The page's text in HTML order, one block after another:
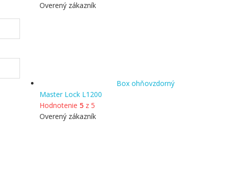
Overený zákazník
Box ohňovzdorný
Master Lock L1200
Hodnotenie 5 z 5
Overený zákazník